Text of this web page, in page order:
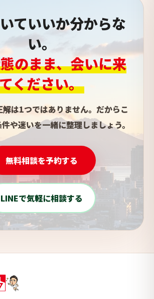
ていいか分からな
い。
のまま、会いに来
ください。
解は1つではありません。だからこ
や迷いを一緒に整理しましょう。
無料相談を予約する
LINEで気軽に相談する